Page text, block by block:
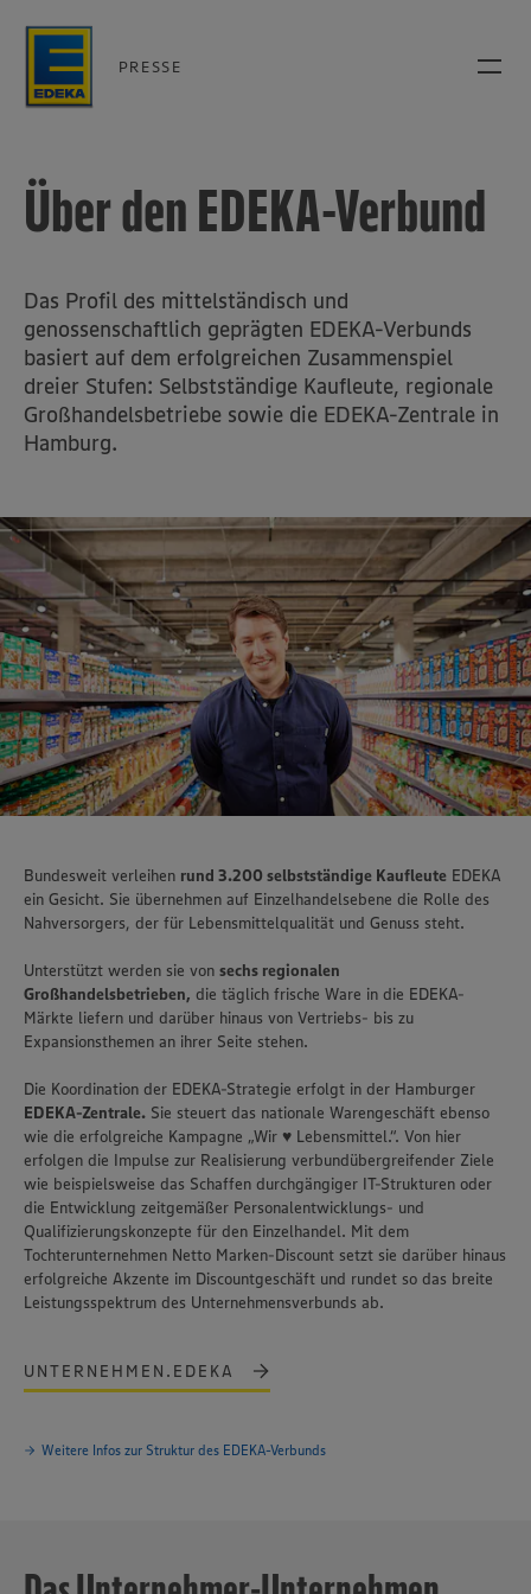
PRESSE
Über den EDEKA-Verbund
Das Profil des mittelständisch und
genossenschaftlich geprägten EDEKA-Verbunds
basiert auf dem erfolgreichen Zusammenspiel
dreier Stufen: Selbstständige Kaufleute, regionale
Großhandelsbetriebe sowie die EDEKA-Zentrale in
Hamburg.
Bundesweit verleihen rund 3.200 selbstständige Kaufleute EDEKA
ein Gesicht. Sie übernehmen auf Einzelhandelsebene die Rolle des
Nahversorgers, der für Lebensmittelqualität und Genuss steht.
Unterstützt werden sie von sechs regionalen
Großhandelsbetrieben, die täglich frische Ware in die EDEKA-
Märkte liefern und darüber hinaus von Vertriebs- bis zu
Expansionsthemen an ihrer Seite stehen.
Die Koordination der EDEKA-Strategie erfolgt in der Hamburger
EDEKA-Zentrale. Sie steuert das nationale Warengeschäft ebenso
wie die erfolgreiche Kampagne „Wir ♥ Lebensmittel.“. Von hier
erfolgen die Impulse zur Realisierung verbundübergreifender Ziele
wie beispielsweise das Schaffen durchgängiger IT-Strukturen oder
die Entwicklung zeitgemäßer Personalentwicklungs- und
Qualifizierungskonzepte für den Einzelhandel. Mit dem
Tochterunternehmen Netto Marken-Discount setzt sie darüber hinaus
erfolgreiche Akzente im Discount­geschäft und rundet so das breite
Leistungsspektrum des Unternehmensverbunds ab.
UNTERNEHMEN.EDEKA
Weitere Infos zur Struktur des EDEKA-Verbunds